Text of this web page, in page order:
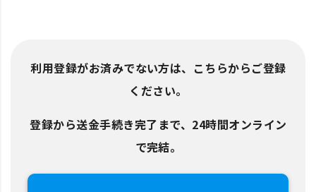
利用登録がお済みでない方は、こちらからご登録
ください。
登録から送金手続き完了まで、24時間オンライン
で完結。